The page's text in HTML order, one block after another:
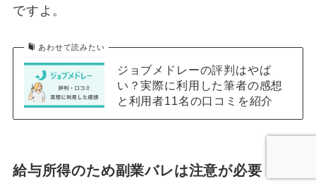
ですよ。
あわせて読みたい
ジョブメドレーの評判はやば
い？実際に利用した筆者の感想
と利用者11名の口コミを紹介
給与所得のため副業バレは注意が必要